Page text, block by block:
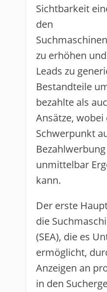
Sichtbarkeit
den
zu erhöhen
Leads zu
Bestandteile
bezahlte als
Ansätze, wobei
Schwerpunkt
unmittelbar
kann.
Der erste
die
(SEA), die es
ermöglicht,
Anzeigen an
in den